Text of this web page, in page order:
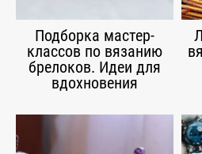
Подборка мастер-
классов по вязанию
брелоков. Идеи для
вдохновения